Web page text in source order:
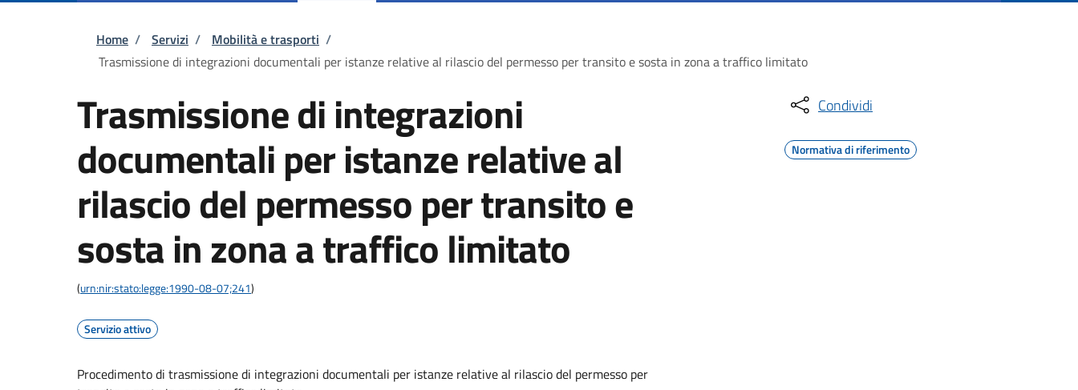
Briciole di pane
Home / Servizi / Mobilità e trasporti /
Trasmissione di integrazioni documentali per istanze relative al rilascio del permesso per transito e sosta in zona a traffico limitato
Trasmissione di integrazioni
documentali per istanze relative al
rilascio del permesso per transito e
sosta in zona a traffico limitato
(urn:nir:stato:legge:1990-08-07;241)
Servizio attivo
Procedimento di trasmissione di integrazioni documentali per istanze relative al rilascio del permesso per
Condividi
Normativa di riferimento